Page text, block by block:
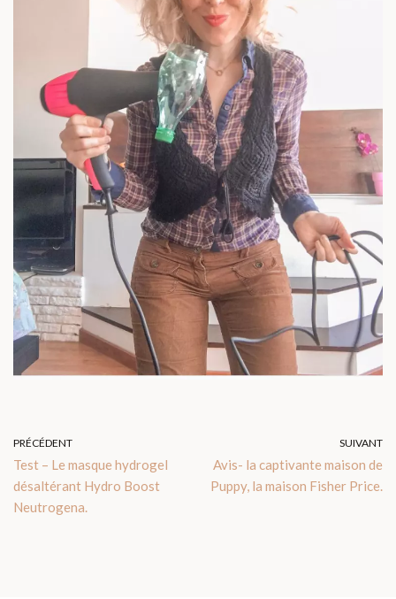
PRÉCÉDENT
Test – Le masque hydrogel
désaltérant Hydro Boost
Neutrogena.
SUIVANT
Avis- la captivante maison de
Puppy, la maison Fisher Price.